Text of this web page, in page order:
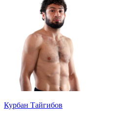
Курбан Тайгибов